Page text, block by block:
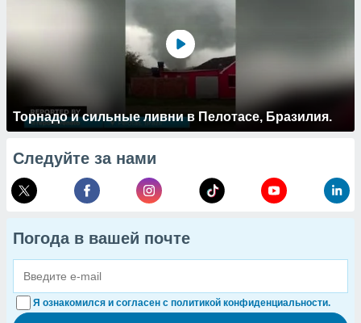
Торнадо и сильные ливни в Пелотасе, Бразилия.
Следуйте за нами
Погода в вашей почте
Я ознакомился и согласен с политикой конфиденциальности.